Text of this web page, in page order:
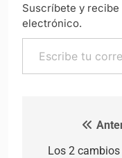
Suscríbete y
electrónico.
Escribe tu correo
Los 2 cambios